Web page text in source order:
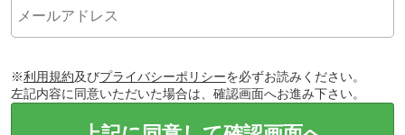
※利用規約及びプライバシーポリシーを必ずお読みください。
左記内容に同意いただいた場合は、確認画面へお進み下さい。